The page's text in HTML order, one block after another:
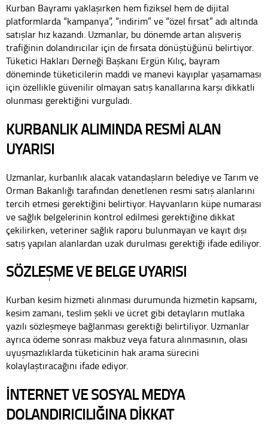
Kurban Bayramı yaklaşırken hem fiziksel hem de dijital
platformlarda “kampanya”, “indirim” ve “özel fırsat” adı altında
satışlar hız kazandı. Uzmanlar, bu dönemde artan alışveriş
trafiğinin dolandırıcılar için de fırsata dönüştüğünü belirtiyor.
Tüketici Hakları Derneği Başkanı Ergün Kılıç, bayram
döneminde tüketicilerin maddi ve manevi kayıplar yaşamaması
için özellikle güvenilir olmayan satış kanallarına karşı dikkatli
olunması gerektiğini vurguladı.
KURBANLIK ALIMINDA RESMİ ALAN
UYARISI
Uzmanlar, kurbanlık alacak vatandaşların belediye ve Tarım ve
Orman Bakanlığı tarafından denetlenen resmi satış alanlarını
tercih etmesi gerektiğini belirtiyor. Hayvanların küpe numarası
ve sağlık belgelerinin kontrol edilmesi gerektiğine dikkat
çekilirken, veteriner sağlık raporu bulunmayan ve kayıt dışı
satış yapılan alanlardan uzak durulması gerektiği ifade ediliyor.
SÖZLEŞME VE BELGE UYARISI
Kurban kesim hizmeti alınması durumunda hizmetin kapsamı,
kesim zamanı, teslim şekli ve ücret gibi detayların mutlaka
yazılı sözleşmeye bağlanması gerektiği belirtiliyor. Uzmanlar
ayrıca ödeme sonrası makbuz veya fatura alınmasının, olası
uyuşmazlıklarda tüketicinin hak arama sürecini
kolaylaştıracağını ifade ediyor.
İNTERNET VE SOSYAL MEDYA
DOLANDIRICILIĞINA DİKKAT